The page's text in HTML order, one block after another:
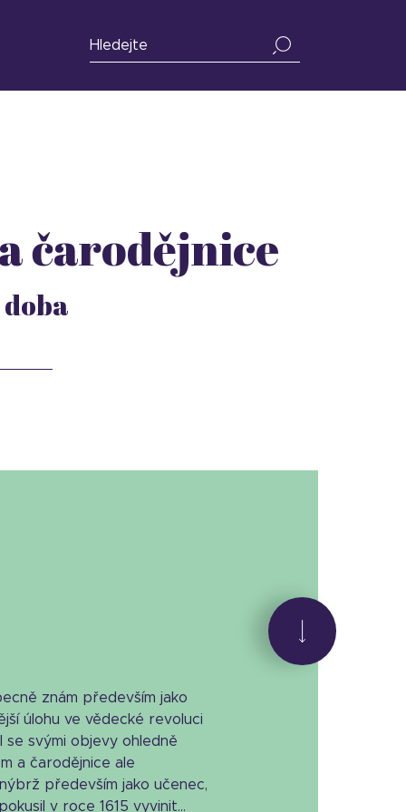
čarodějnice
znám především jako
úlohu ve vědecké revoluci
se svými objevy ohledně
a čarodějnice ale
především jako učenec,
v roce 1615 vyvinit...